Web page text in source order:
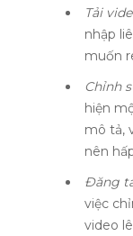
Tải
nhập
muốn
Chỉnh
hiện
mô tả,
nên
Đăng
việc
video